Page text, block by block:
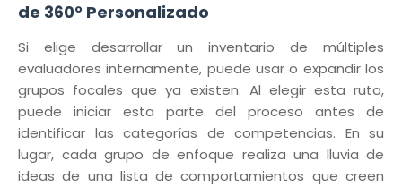
de 360° Personalizado
Si elige desarrollar un inventario de múltiples
evaluadores internamente, puede usar o expandir los
grupos focales que ya existen. Al elegir esta ruta,
puede iniciar esta parte del proceso antes de
identificar las categorías de competencias. En su
lugar, cada grupo de enfoque realiza una lluvia de
ideas de una lista de comportamientos que creen